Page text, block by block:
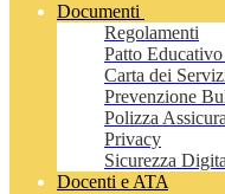
Documenti
Regolamenti
Patto
Carta dei
Prevenzione
Polizza
Privacy
Sicurezza
Docenti e ATA